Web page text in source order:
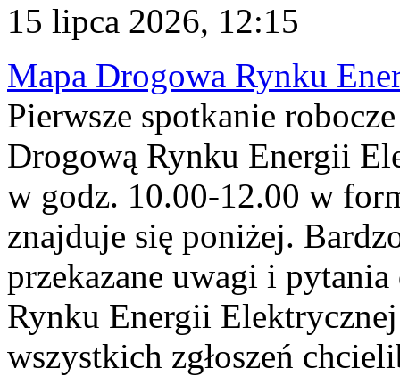
15 lipca 2026, 12:15
Mapa Drogowa Rynku
Pierwsze spotkanie
Drogową Rynku Energii
w godz. 10.00-12.00 w
znajduje się poniżej.
przekazane uwagi i
Rynku Energii
wszystkich zgłoszeń